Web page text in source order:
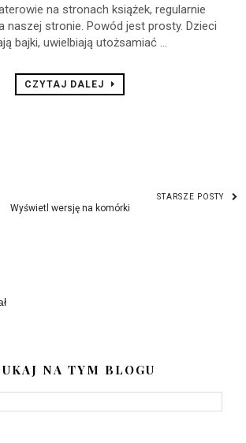
na stronach książek, regularnie
naszej stronie. Powód jest prosty. Dzieci
bajki, uwielbiają utożsamiać ...
CZYTAJ DALEJ
STARSZE POSTY
Wyświetl wersję na komórki
NA TYM BLOGU